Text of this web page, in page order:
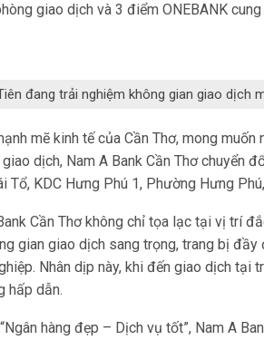
giao dịch và 3 điểm ONEBANK
đang trải nghiệm không gian giao dịch
mẽ kinh tế của Cần Thơ, mong
dịch, Nam A Bank Cần Thơ chuyển
Tổ, KDC Hưng Phú 1, Phường Hưng
Cần Thơ không chỉ tọa lạc tại vị trí
gian giao dịch sang trọng, trang bị
Nhân dịp này, khi đến giao dịch tại
hấp dẫn.
hàng đẹp – Dịch vụ tốt”, Nam A